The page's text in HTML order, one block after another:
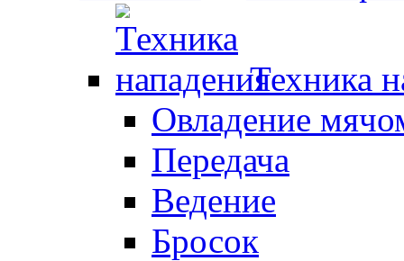
Техника
Овладение
Передача
Ведение
Бросок